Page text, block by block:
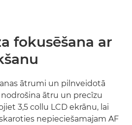
fokusēšana ar
ātrumi un pilnveidotā
nodrošina ātru un precīzu
3,5 collu LCD ekrānu, lai
nepieciešamajam AF